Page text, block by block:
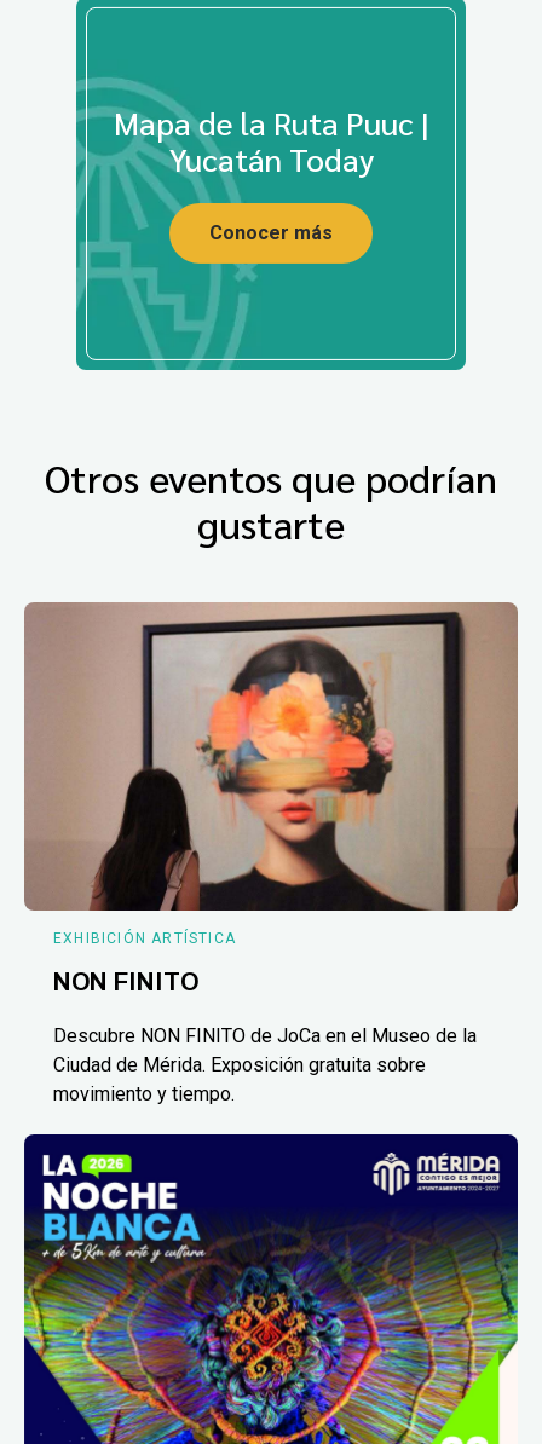
Mapa de la Ruta Puuc |
Yucatán Today
Conocer más
Otros eventos que podrían
gustarte
EXHIBICIÓN ARTÍSTICA
NON FINITO
Descubre NON FINITO de JoCa en el Museo de la
Ciudad de Mérida. Exposición gratuita sobre
movimiento y tiempo.